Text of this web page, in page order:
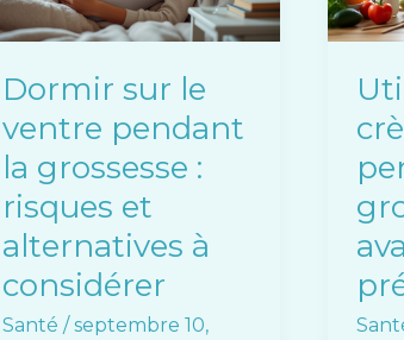
Dormir sur le
ventre pendant
la grossesse :
risques et
alternatives à
considérer
Santé /septembre 10,
la
risques
et
alternatives
à
considérer
la
et